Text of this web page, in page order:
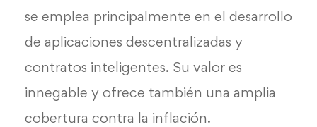
se emplea principalmente en el desarrollo
de aplicaciones descentralizadas y
contratos inteligentes. Su valor es
innegable y ofrece también una amplia
cobertura contra la inflación.